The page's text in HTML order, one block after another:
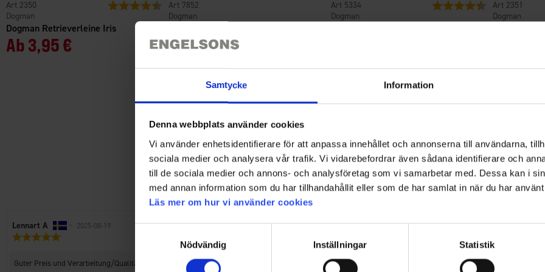
Samtycke Information
Denna webbplats använder cookies
Vi använder enhetsidentifierare för att anpassa innehållet och annonserna till användarna,
sociala medier och analysera vår trafik. Vi vidarebefordrar även sådana identifierare och
till de sociala medier och annons- och analysföretag som vi samarbetar med. Dessa kan i
med annan information som du har tillhandahållit eller som de har samlat in när du har
Läs mer om hur vi använder cookies
Nödvändig
Inställningar Statistik
Dogman Retrieverleine Iris
Dogman
2350
Ab3,95 €
Bewertung: 4.6 von 5 Sternen
Verstellbar 16mmx40cm
Dogman
7852
Dogman
5334 Bewertung: 4.4 von 5 Sternen
Dogman
2351
4.8
Bewertung:
4.8
von
5
Basierend auf 4 Bewertungen und
3 Rezensionen
Bewertung Bilder
Autor
der
Lennart A • Bewertungsdatum:
2025-08-19
5
Rezensionstext:
Guter Preis und Verarbeitung/Qualität